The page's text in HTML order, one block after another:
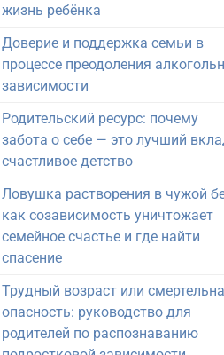
жизнь ребёнка
Доверие и поддержка семьи в
процессе преодоления
зависимости
Родительский ресурс: почему
забота о себе — это лучший
счастливое детство
Ловушка растворения в чужой
как созависимость уничтожает
семейное счастье и где найти
спасение
Трудный возраст или
опасность: руководство для
родителей по распознаванию